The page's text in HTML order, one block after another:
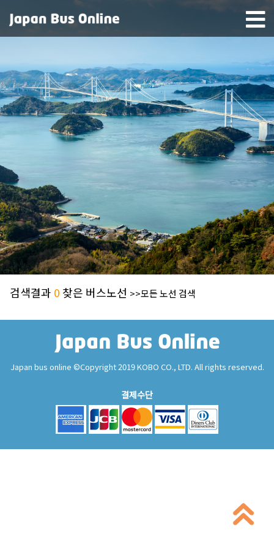
검색결과 0 찾은 버스노선 >>모든 노선 검색
Japan bus online ©Copyright 2019 KOBO CO., LTD. All rights reserved.
결제수단